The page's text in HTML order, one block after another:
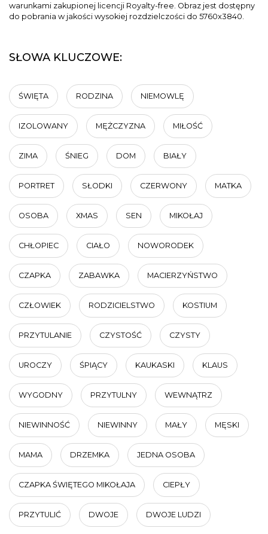
warunkami zakupionej licencji Royalty-free. Obraz jest dostępny
do pobrania w jakości wysokiej rozdzielczości do 5760x3840.
SŁOWA KLUCZOWE:
ŚWIĘTA RODZINA NIEMOWLĘ
IZOLOWANY MĘŻCZYZNA MIŁOŚĆ
ZIMA ŚNIEG DOM BIAŁY
PORTRET SŁODKI CZERWONY MATKA
OSOBA XMAS SEN MIKOŁAJ
CHŁOPIEC CIAŁO NOWORODEK
CZAPKA ZABAWKA MACIERZYŃSTWO
CZŁOWIEK RODZICIELSTWO KOSTIUM
PRZYTULANIE CZYSTOŚĆ CZYSTY
UROCZY ŚPIĄCY KAUKASKI KLAUS
WYGODNY PRZYTULNY WEWNĄTRZ
NIEWINNOŚĆ NIEWINNY MAŁY MĘSKI
MAMA DRZEMKA JEDNA OSOBA
CZAPKA ŚWIĘTEGO MIKOŁAJA CIEPŁY
PRZYTULIĆ DWOJE DWOJE LUDZI